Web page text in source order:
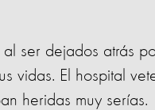
ser dejados atrás
vidas. El hospital
heridas muy serías.